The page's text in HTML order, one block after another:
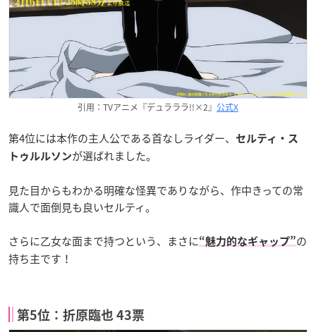
引用：TVアニメ『デュラララ!!×2』 公式X
第4位には本作の主人公である首なしライダー、
セルティ・ス
トゥルルソンが選ばれました。
見た目からもわかる明確な怪異でありながら、作中きっての常
識人で面倒見も良いセルティ。
さらに乙女な面まで持つという、まさに“魅力的なギャップ”の
持ち主です！
第5位：折原臨也 43票